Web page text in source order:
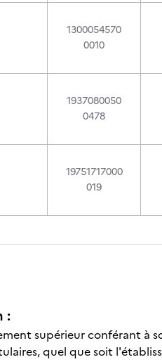
1300054570
0010
1937080050
0478
19751717000
019
:
supérieur conférant à
quel que soit